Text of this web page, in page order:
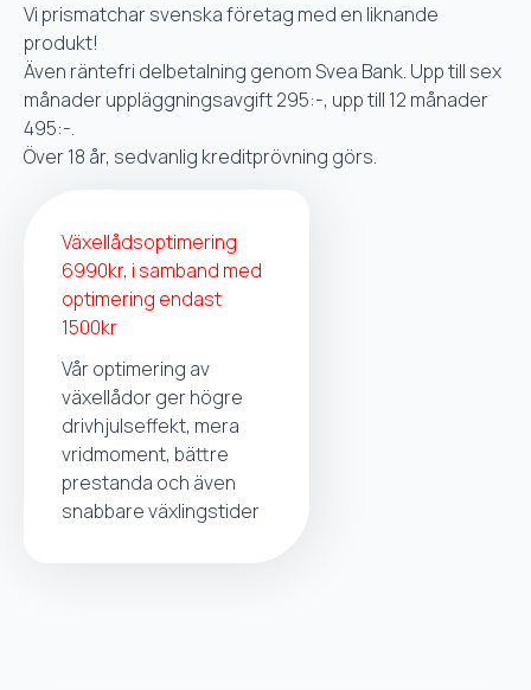
Vi prismatchar svenska företag med en liknande
produkt!
Även räntefri delbetalning genom Svea Bank. Upp till sex
månader uppläggningsavgift 295:-, upp till 12 månader
495:-.
Över 18 år, sedvanlig kreditprövning görs.
Växellådsoptimering
6990kr, i samband med
optimering endast
1500kr
Vår optimering av
växellådor ger högre
drivhjulseffekt, mera
vridmoment, bättre
prestanda och även
snabbare växlingstider